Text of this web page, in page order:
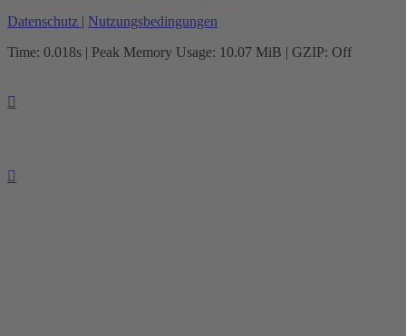
Datenschutz | Nutzungsbedingungen
Time: 0.018s | Peak Memory Usage: 10.07 MiB | GZIP: Off